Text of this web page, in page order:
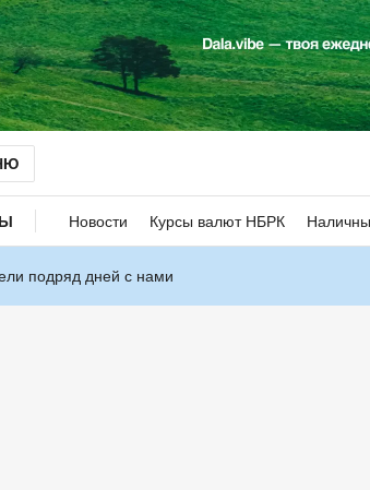
Новости Курсы валют НБРК
подряд дней с нами